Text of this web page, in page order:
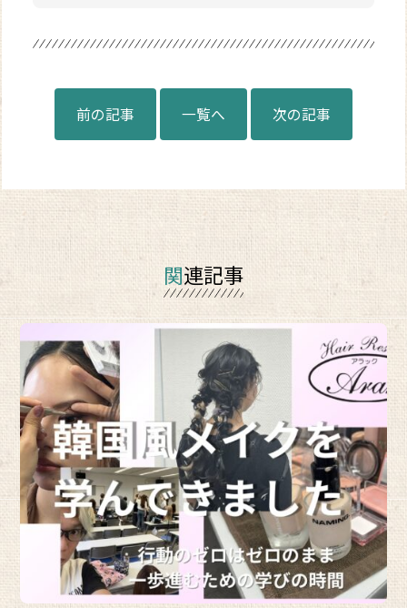
前の記事 一覧へ 次の記事
関連記事